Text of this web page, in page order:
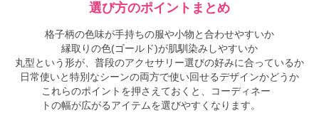
選び方のポイントまとめ
格子柄の色味が手持ちの服や小物と合わせやすいか
縁取りの色(ゴールド)が肌馴染みしやすいか
丸型という形が、普段のアクセサリー選びの好みに合っているか
日常使いと特別なシーンの両方で使い回せるデザインかどうか
これらのポイントを押さえておくと、コーディネー
トの幅が広がるアイテムを選びやすくなります。